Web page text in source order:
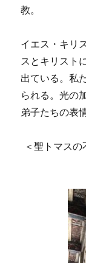
教。
イエス・キリ
スとキリスト
出ている。私
られる。光の
弟子たちの表
＜聖トマス